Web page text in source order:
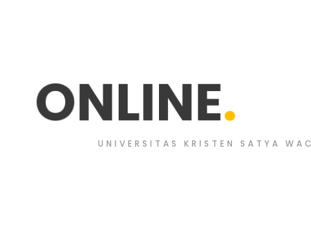
ONLINE.
UNIVERSITAS KRISTEN SATYA